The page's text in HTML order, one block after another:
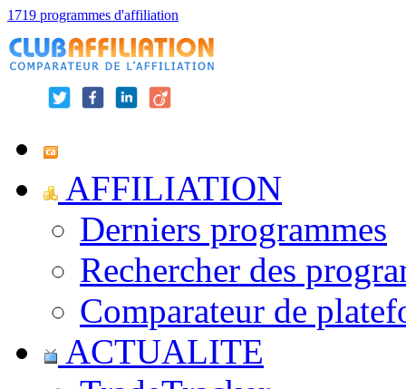
1719 programmes d'affiliation
AFFILIATION
Derniers programmes
Rechercher des
Comparateur de
ACTUALITE